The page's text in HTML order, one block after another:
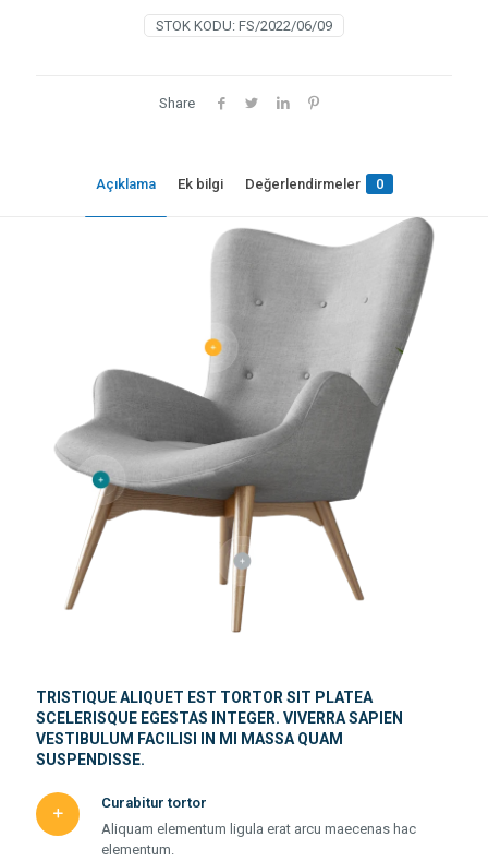
STOK KODU: FS/2022/06/09
Share
Açıklama Ek bilgi Değerlendirmeler 0
TRISTIQUE ALIQUET EST TORTOR SIT PLATEA
SCELERISQUE EGESTAS INTEGER. VIVERRA SAPIEN
VESTIBULUM FACILISI IN MI MASSA QUAM
SUSPENDISSE.
Curabitur tortor
Aliquam elementum ligula erat arcu maecenas hac
elementum.